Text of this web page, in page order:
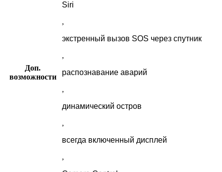
Доп.
возможности
Siri
,
экстренный вызов SOS через спутник
,
распознавание аварий
,
динамический остров
,
всегда включенный дисплей
,